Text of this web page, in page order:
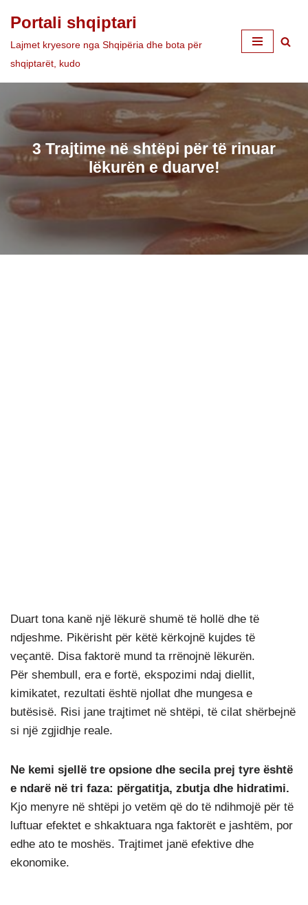
Skip
to
Portali shqiptari
Lajmet kryesore nga Shqipëria dhe bota për
shqiptarët, kudo
3 Trajtime në shtëpi për të rinuar
lëkurën e duarve!
Duart tona kanë një lëkurë shumë të hollë dhe të
ndjeshme. Pikërisht për këtë kërkojnë kujdes të
veçantë. Disa faktorë mund ta rrënojnë lëkurën.
Për shembull, era e fortë, ekspozimi ndaj diellit,
kimikatet, rezultati është njollat dhe mungesa e
butësisë. Risi jane trajtimet në shtëpi, të cilat shërbejnë
si një zgjidhje reale.
Ne kemi sjellë tre opsione dhe secila prej tyre është
e ndarë në tri faza: përgatitja, zbutja dhe hidratimi.
Kjo menyre në shtëpi jo vetëm që do të ndihmojë për të
luftuar efektet e shkaktuara nga faktorët e jashtëm, por
edhe ato te moshës. Trajtimet janë efektive dhe
ekonomike.